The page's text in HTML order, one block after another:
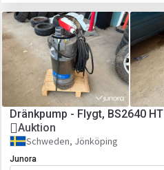
Dränkpump - Flygt, BS2640 HT
Auktion
Schweden, Jönköping
Junora